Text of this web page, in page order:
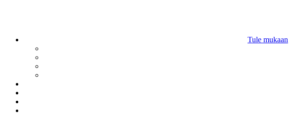
Tule mukaan